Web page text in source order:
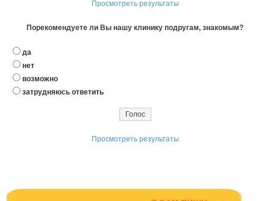
Просмотреть результаты
Порекомендуете ли Вы нашу клинику подругам, знакомым?
да
нет
возможно
затрудняюсь ответить
Просмотреть результаты